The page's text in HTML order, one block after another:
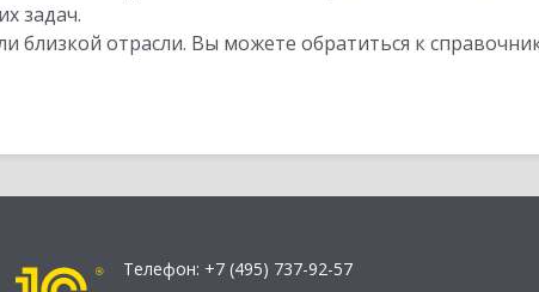
задач.
отрасли. Вы можете обратиться к
Телефон: +7 (495) 737-92-57